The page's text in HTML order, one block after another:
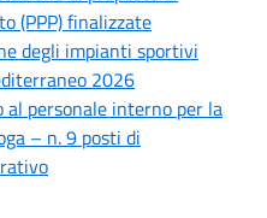
(PPP) finalizzate
degli impianti sportivi
2026
personale interno per la
– n. 9 posti di